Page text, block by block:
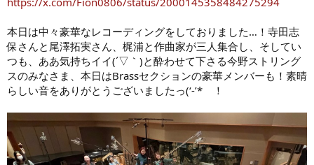
本日は中々豪華なレコーディングをしておりました…！寺田志
保さんと尾澤拓実さん、梶浦と作曲家が三人集合し、そしてい
つも、ああ気持ちイイ(´▽｀)と酔わせて下さる今野ストリング
スのみなさま、本日はBrassセクションの豪華メンバーも！素晴
らしい音をありがとうございましたっ(‘-’*ゞ！